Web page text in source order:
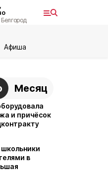
Белгород
Aфиша
Месяц
и причёсок
в